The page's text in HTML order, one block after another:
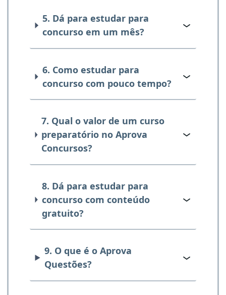
5. Dá para estudar para
concurso em um mês?
6. Como estudar para
concurso com pouco tempo?
7. Qual o valor de um curso
preparatório no Aprova
Concursos?
8. Dá para estudar para
concurso com conteúdo
gratuito?
9. O que é o Aprova
Questões?